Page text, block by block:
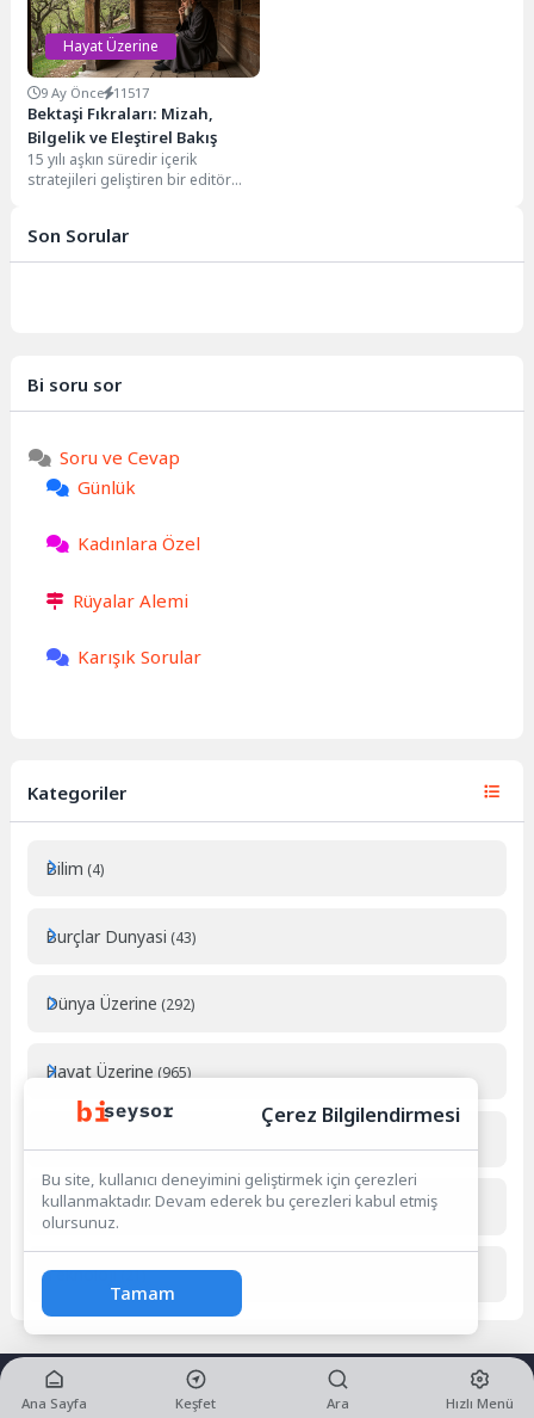
Hayat Üzerine
9 Ay Önce 11517
Bektaşi Fıkraları: Mizah,
Bilgelik ve Eleştirel Bakış
15 yılı aşkın süredir içerik
stratejileri geliştiren bir editör
Son Sorular
Bi soru sor
Soru ve Cevap
Günlük
Kadınlara Özel
Rüyalar Alemi
Karışık Sorular
Kategoriler
Bilim (4)
Burçlar Dunyasi (43)
Dünya Üzerine (292)
Hayat Üzerine (965)
Sağlık(65)
Teknoloji(21)
Ana Sayfa Keşfet Ara Hızlı Menü
Çerez Bilgilendirmesi
Bu site, kullanıcı deneyimini geliştirmek için çerezleri
kullanmaktadır. Devam ederek bu çerezleri kabul etmiş
olursunuz.
Tamam